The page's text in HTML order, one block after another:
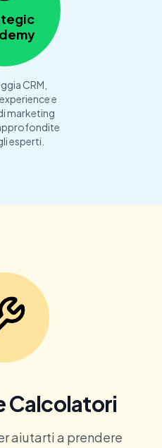
CRM,
e
marketing
esperti.
Calcolatori
aiutarti a prendere